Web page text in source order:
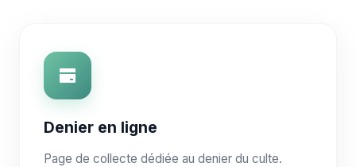
Denier en ligne
Page de collecte dédiée au denier du culte.